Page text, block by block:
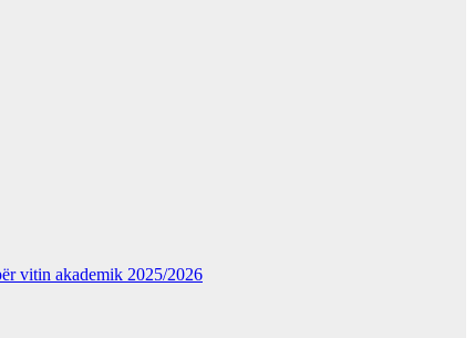
vitin akademik 2025/2026